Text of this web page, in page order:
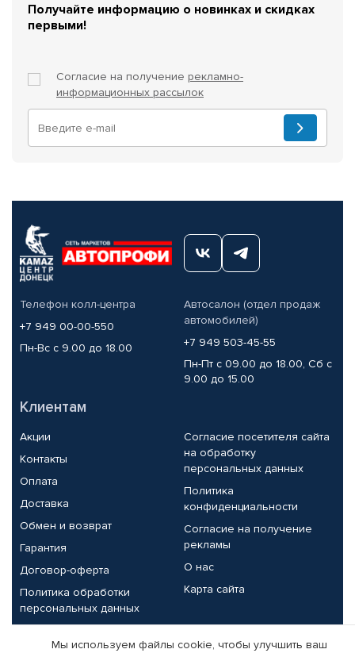
Получайте информацию о новинках и скидках
первыми!
Согласие на получение рекламно-
информационных рассылок
Телефон колл-центра
+7 949 00-00-550
Пн-Вс с 9.00 до 18.00
Автосалон (отдел продаж
автомобилей)
+7 949 503-45-55
Пн-Пт с 09.00 до 18.00, Сб с
9.00 до 15.00
Клиентам
Акции
Контакты
Оплата
Доставка
Обмен и возврат
Гарантия
Договор-оферта
Политика обработки
персональных данных
Согласие посетителя сайта
на обработку
персональных данных
Политика
конфиденциальности
Согласие на получение
рекламы
О нас
Карта сайта
Партнерам
Мы используем файлы cookie, чтобы улучшить ваш